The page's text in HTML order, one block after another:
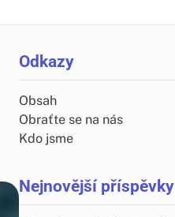
Odkazy
Obsah
Obraťte se na nás
Kdo jsme
Nejnovější příspěvky